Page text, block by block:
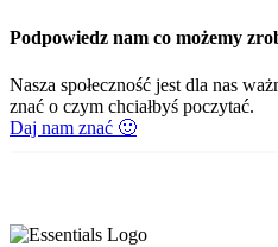
Podpowiedz nam co możemy
Nasza społeczność jest dla nas
znać o czym chciałbyś poczytać.
Daj nam znać 🙂